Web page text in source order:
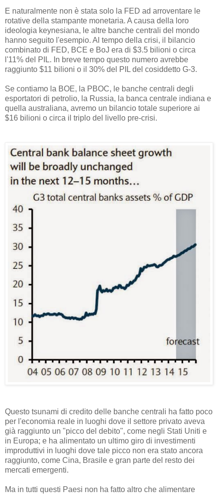
E naturalmente non è stata solo la FED ad arroventare le
rotative della stampante monetaria. A causa della loro
ideologia keynesiana, le altre banche centrali del mondo
hanno seguito l'esempio. Al tempo della crisi, il bilancio
combinato di FED, BCE e BoJ era di $3.5 bilioni o circa
l'11% del PIL. In breve tempo questo numero avrebbe
raggiunto $11 bilioni o il 30% del PIL del cosiddetto G-3.
Se contiamo la BOE, la PBOC, le banche centrali degli
esportatori di petrolio, la Russia, la banca centrale indiana e
quella australiana, avremo un bilancio totale superiore ai
$16 bilioni o circa il triplo del livello pre-crisi.
Questo tsunami di credito delle banche centrali ha fatto poco
per l'economia reale in luoghi dove il settore privato aveva
già raggiunto un "picco del debito", come negli Stati Uniti e
in Europa; e ha alimentato un ultimo giro di investimenti
improduttivi in luoghi dove tale picco non era stato ancora
raggiunto, come Cina, Brasile e gran parte del resto dei
mercati emergenti.
Ma in tutti questi Paesi non ha fatto altro che alimentare